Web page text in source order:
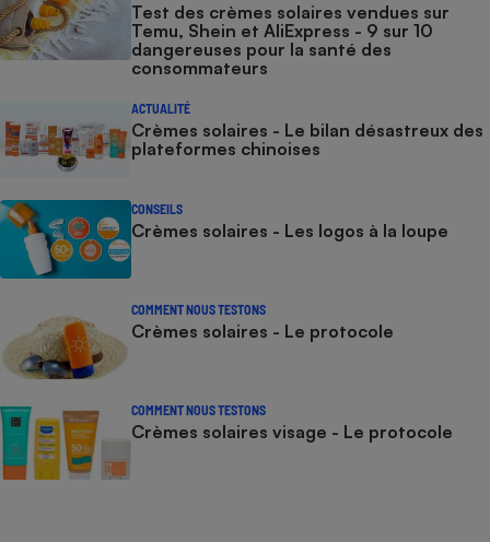
Test des crèmes solaires vendues sur
Temu, Shein et AliExpress - 9 sur 10
dangereuses pour la santé des
consommateurs
ACTUALITÉ
Crèmes solaires - Le bilan désastreux des
plateformes chinoises
CONSEILS
Crèmes solaires - Les logos à la loupe
COMMENT NOUS TESTONS
Crèmes solaires - Le protocole
COMMENT NOUS TESTONS
Crèmes solaires visage - Le protocole